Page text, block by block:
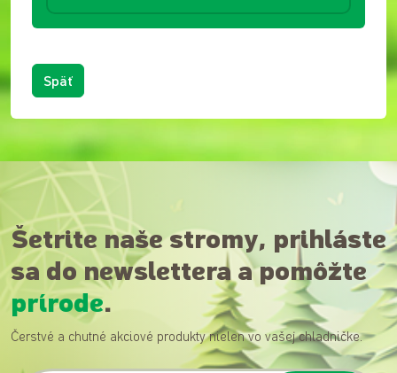
Späť
Šetrite naše stromy, prihláste
sa do newslettera a pomôžte
prírode.
Čerstvé a chutné akciové produkty nielen vo vašej chladničke.